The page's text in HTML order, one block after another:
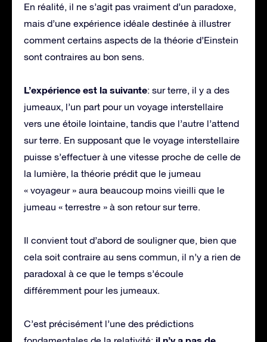
En réalité, il ne s’agit pas vraiment d’un paradoxe,
mais d’une expérience idéale destinée à illustrer
comment certains aspects de la théorie d’Einstein
sont contraires au bon sens.
L’expérience est la suivante: sur terre, il y a des
jumeaux, l’un part pour un voyage interstellaire
vers une étoile lointaine, tandis que l’autre l’attend
sur terre. En supposant que le voyage interstellaire
puisse s’effectuer à une vitesse proche de celle de
la lumière, la théorie prédit que le jumeau
« voyageur » aura beaucoup moins vieilli que le
jumeau « terrestre » à son retour sur terre.
Il convient tout d’abord de souligner que, bien que
cela soit contraire au sens commun, il n’y a rien de
paradoxal à ce que le temps s’écoule
différemment pour les jumeaux.
C’est précisément l’une des prédictions